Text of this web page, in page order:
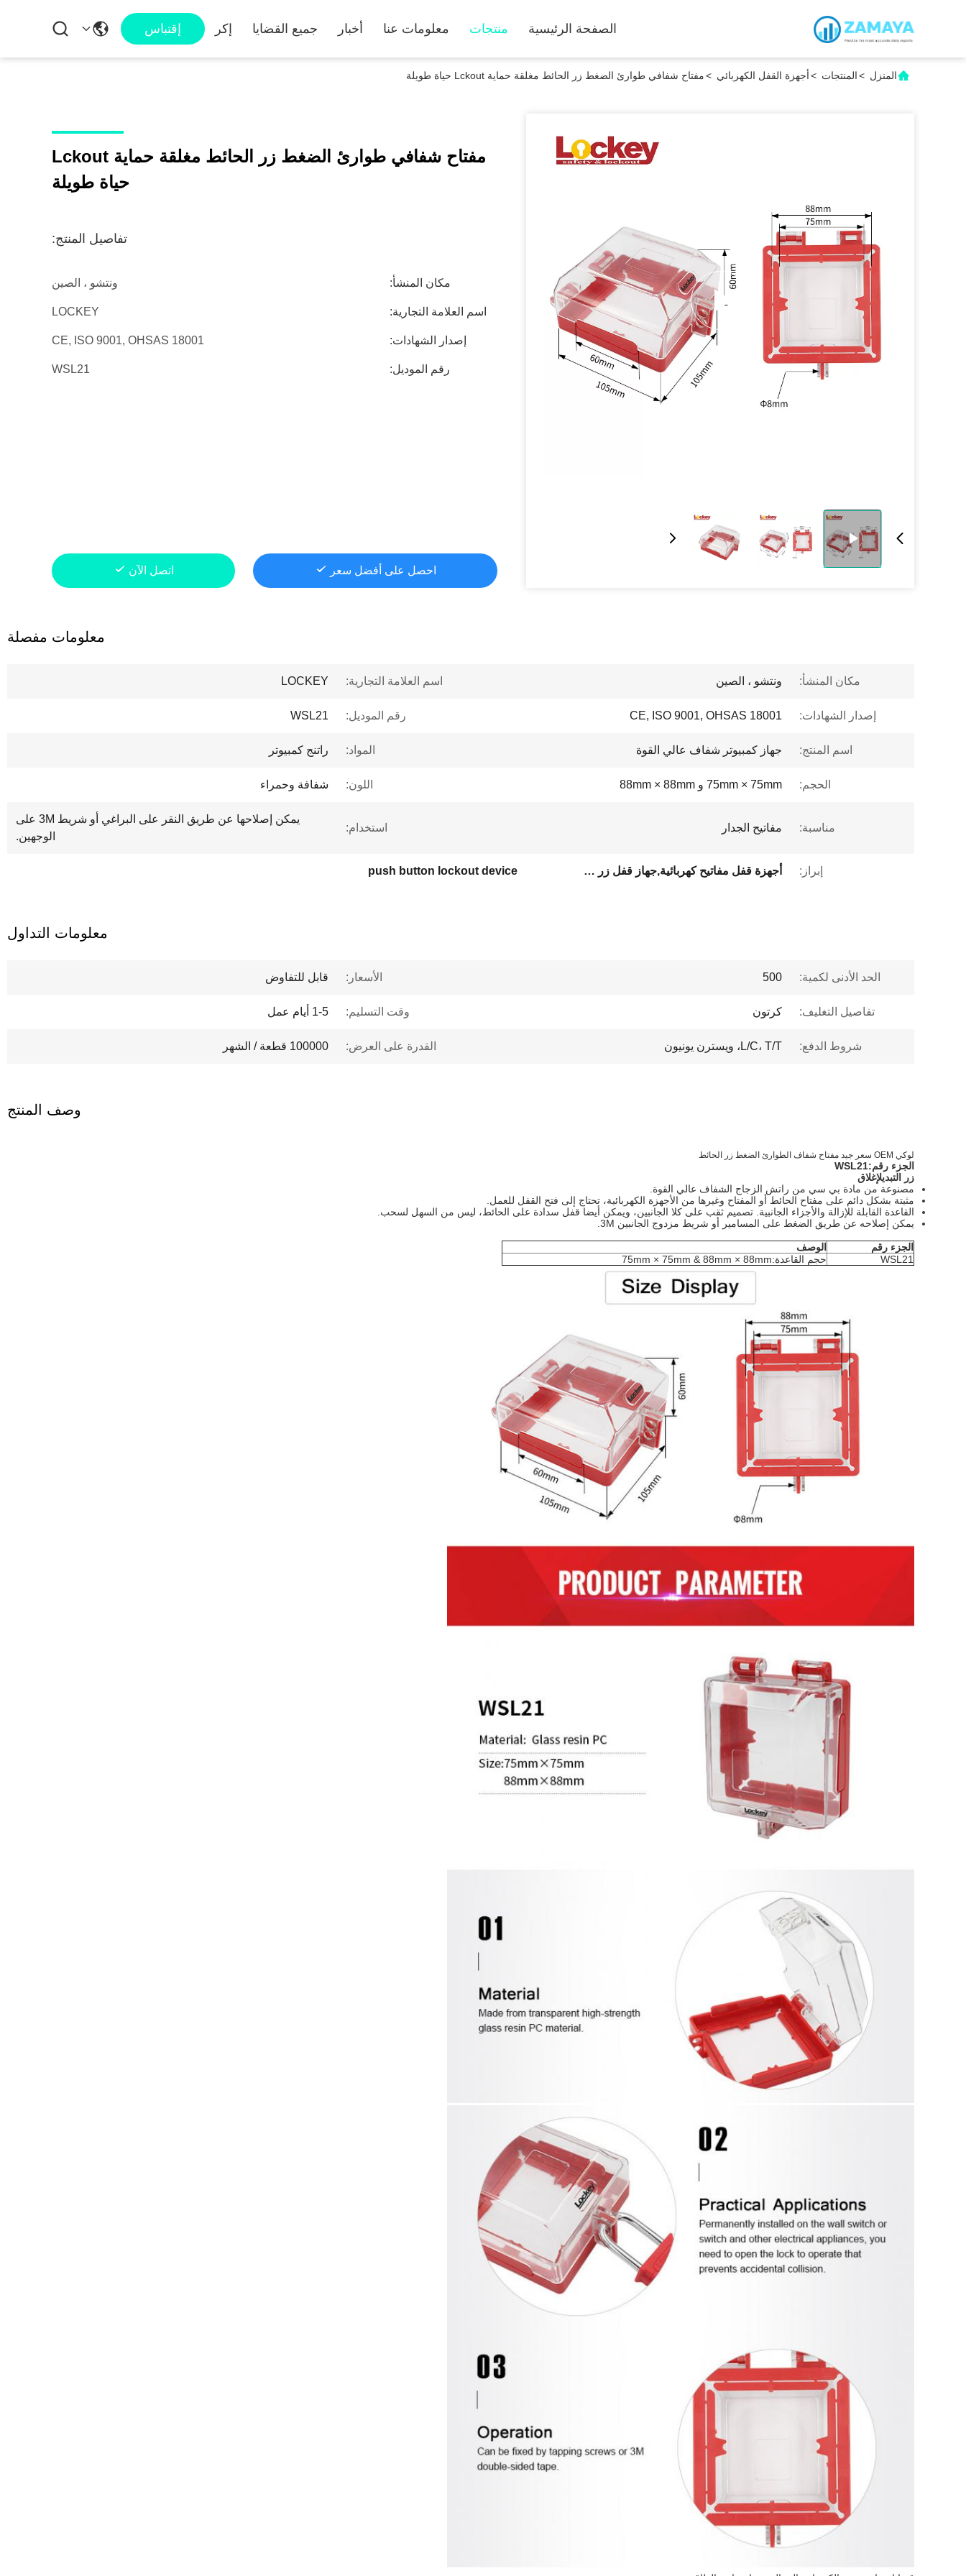
الصفحة الرئيسية منتجات معلومات عنا أخبار جميع القضايا إكر إقتباس
المنزل >المنتجات >أجهزة القفل الكهربائي >مفتاح شفافي طوارئ الضغط زر الحائط مغلقة حماية Lckout حياة طويلة
مفتاح شفافي طوارئ الضغط زر الحائط مغلقة حماية Lckout
حياة طويلة
تفاصيل المنتج:
مكان المنشأ: ونتشو ، الصين
اسم العلامة التجارية: LOCKEY
إصدار الشهادات: CE, ISO 9001, OHSAS 18001
رقم الموديل: WSL21
احصل على أفضل سعر اتصل الآن
معلومات مفصلة
مكان المنشأ: ونتشو ، الصين اسم العلامة التجارية: LOCKEY
إصدار الشهادات: CE, ISO 9001, OHSAS 18001 رقم الموديل: WSL21
اسم المنتج: جهاز كمبيوتر شفاف عالي القوة المواد: راتنج كمبيوتر
الحجم: 75mm × 75mm و 88mm × 88mm اللون: شفافة وحمراء
مناسبة: مفاتيح الجدار استخدام:
يمكن إصلاحها عن طريق النقر على البراغي أو شريط 3M على
الوجهين.
إبراز: أجهزة قفل مفاتيح كهربائية,جهاز قفل زر الضغط push button lockout device
معلومات التداول
الحد الأدنى لكمية: 500 الأسعار: قابل للتفاوض
تفاصيل التغليف: كرتون وقت التسليم: 1-5 أيام عمل
شروط الدفع: L/C، T/T، ويسترن يونيون القدرة على العرض: 100000 قطعة / الشهر
وصف المنتج
لوكي OEM سعر جيد مفتاح شفاف الطوارئ الضغط زر الحائط
الجزء رقم:WSL21
زر التبديلإغلاق
مصنوعة من مادة بي سي من راتش الزجاج الشفاف عالي القوة.
مثبتة بشكل دائم على مفتاح الحائط أو المفتاح وغيرها من الأجهزة الكهربائية، تحتاج إلى فتح القفل للعمل.
القاعدة القابلة للإزالة والأجزاء الجانبية. تصميم ثقب على كلا الجانبين، ويمكن أيضا قفل سدادة على الحائط، ليس من السهل لسحب.
يمكن إصلاحه عن طريق الضغط على المسامير أو شريط مزدوج الجانبين 3M.
الجزء رقم
الوصف
WSL21
حجم القاعدة:75mm × 75mm & 88mm × 88mm